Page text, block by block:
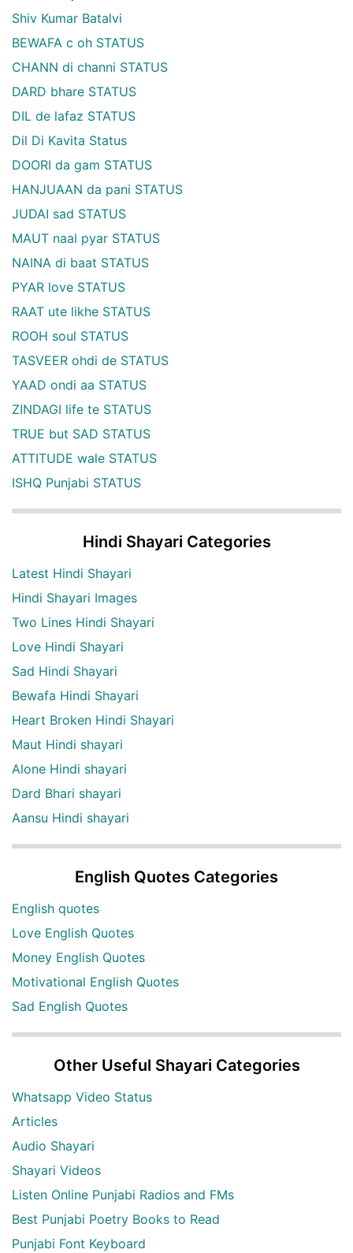
Shiv Kumar Batalvi
BEWAFA c oh STATUS
CHANN di channi STATUS
DARD bhare STATUS
DIL de lafaz STATUS
Dil Di Kavita Status
DOORI da gam STATUS
HANJUAAN da pani STATUS
JUDAI sad STATUS
MAUT naal pyar STATUS
NAINA di baat STATUS
PYAR love STATUS
RAAT ute likhe STATUS
ROOH soul STATUS
TASVEER ohdi de STATUS
YAAD ondi aa STATUS
ZINDAGI life te STATUS
TRUE but SAD STATUS
ATTITUDE wale STATUS
ISHQ Punjabi STATUS
Hindi Shayari Categories
Latest Hindi Shayari
Hindi Shayari Images
Two Lines Hindi Shayari
Love Hindi Shayari
Sad Hindi Shayari
Bewafa Hindi Shayari
Heart Broken Hindi Shayari
Maut Hindi shayari
Alone Hindi shayari
Dard Bhari shayari
Aansu Hindi shayari
English Quotes Categories
English quotes
Love English Quotes
Money English Quotes
Motivational English Quotes
Sad English Quotes
Other Useful Shayari Categories
Whatsapp Video Status
Articles
Audio Shayari
Shayari Videos
Listen Online Punjabi Radios and FMs
Best Punjabi Poetry Books to Read
Punjabi Font Keyboard